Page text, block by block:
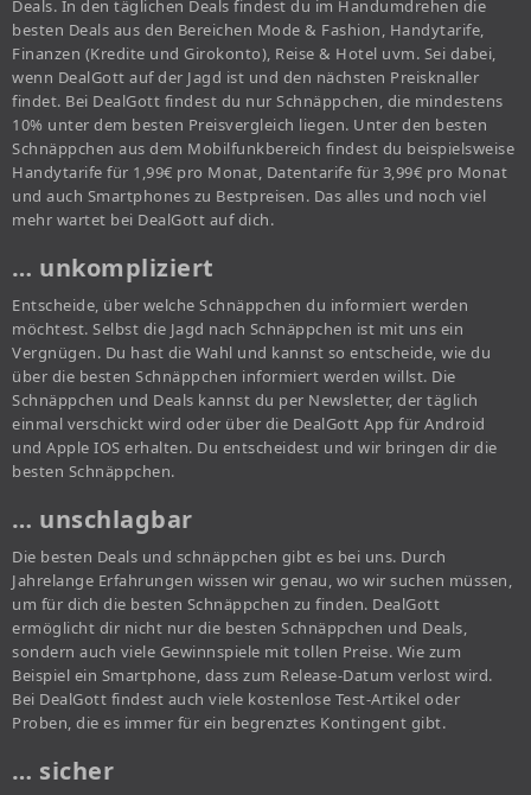
Deals. In den täglichen Deals findest du im Handumdrehen die
besten Deals aus den Bereichen Mode & Fashion, Handytarife,
Finanzen (Kredite und Girokonto), Reise & Hotel uvm. Sei dabei,
wenn DealGott auf der Jagd ist und den nächsten Preisknaller
findet. Bei DealGott findest du nur Schnäppchen, die mindestens
10% unter dem besten Preisvergleich liegen. Unter den besten
Schnäppchen aus dem Mobilfunkbereich findest du beispielsweise
Handytarife für 1,99€ pro Monat, Datentarife für 3,99€ pro Monat
und auch Smartphones zu Bestpreisen. Das alles und noch viel
mehr wartet bei DealGott auf dich.
… unkompliziert
Entscheide, über welche Schnäppchen du informiert werden
möchtest. Selbst die Jagd nach Schnäppchen ist mit uns ein
Vergnügen. Du hast die Wahl und kannst so entscheide, wie du
über die besten Schnäppchen informiert werden willst. Die
Schnäppchen und Deals kannst du per Newsletter, der täglich
einmal verschickt wird oder über die DealGott App für Android
und Apple IOS erhalten. Du entscheidest und wir bringen dir die
besten Schnäppchen.
… unschlagbar
Die besten Deals und schnäppchen gibt es bei uns. Durch
Jahrelange Erfahrungen wissen wir genau, wo wir suchen müssen,
um für dich die besten Schnäppchen zu finden. DealGott
ermöglicht dir nicht nur die besten Schnäppchen und Deals,
sondern auch viele Gewinnspiele mit tollen Preise. Wie zum
Beispiel ein Smartphone, dass zum Release-Datum verlost wird.
Bei DealGott findest auch viele kostenlose Test-Artikel oder
Proben, die es immer für ein begrenztes Kontingent gibt.
… sicher